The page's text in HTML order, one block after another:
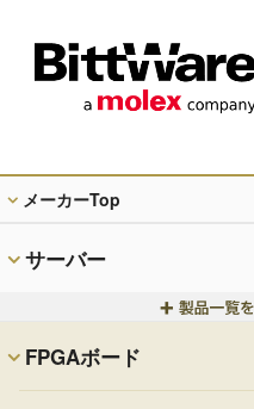
メーカーTop
サーバー
FPGAボード